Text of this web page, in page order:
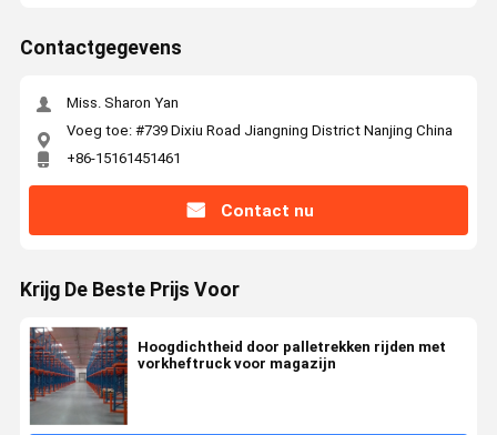
Contactgegevens
Miss. Sharon Yan
Voeg toe: #739 Dixiu Road Jiangning District Nanjing China
+86-15161451461
Contact nu
Krijg De Beste Prijs Voor
Hoogdichtheid door palletrekken rijden met
vorkheftruck voor magazijn